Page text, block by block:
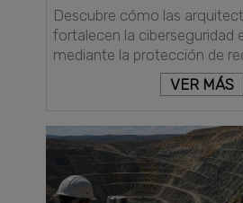
Descubre cómo las
fortalecen la ciberseguridad
mediante la protección de
VER MÁS